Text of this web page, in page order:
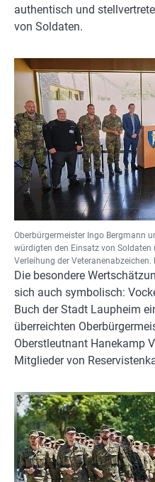
authentisch und
von Soldaten.
Oberbürgermeister Ingo Bergmann
würdigten den Einsatz von Soldaten
Verleihung der Veteranenabzeichen.
Die besondere
sich auch symbolisch:
Buch der Stadt Laupheim
überreichten
Oberstleutnant Hanekamp
Mitglieder von